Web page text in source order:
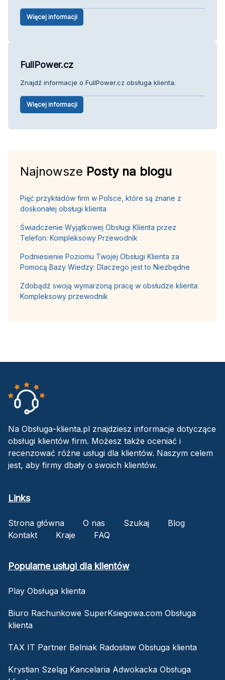
Więcej informacji
FullPower.cz
Znajdź informacje o FullPower.cz obsługa klienta.
Więcej informacji
Najnowsze Posty na blogu
Pięć przykładów firm w Polsce, które są znane z
doskonałej obsługi klienta
Świadczenie Wyjątkowej Obsługi Klienta przez
Telefon: Kompleksowy Przewodnik
Podniesienie Poziomu Twojej Obsługi Klienta za
Pomocą Bazy Wiedzy: Dlaczego jest to Niezbędne
Zdobądź swoją wymarzoną pracę w obsłudze klienta:
Kompleksowy przewodnik
Na Obsługa-klienta.pl znajdziesz informacje dotyczące
obsługi klientów firm. Możesz także oceniać i
recenzować różne usługi dla klientów. Naszym celem
jest, aby firmy dbały o swoich klientów.
Links
Strona główna O nas Szukaj
Blog
Kontakt
Kraje FAQ
Popularne usługi dla klientów
Play Obsługa klienta
Biuro Rachunkowe SuperKsiegowa.com Obsługa
klienta
TAX IT Partner Belniak Radosław Obsługa klienta
Krystian Szeląg Kancelaria Adwokacka Obsługa